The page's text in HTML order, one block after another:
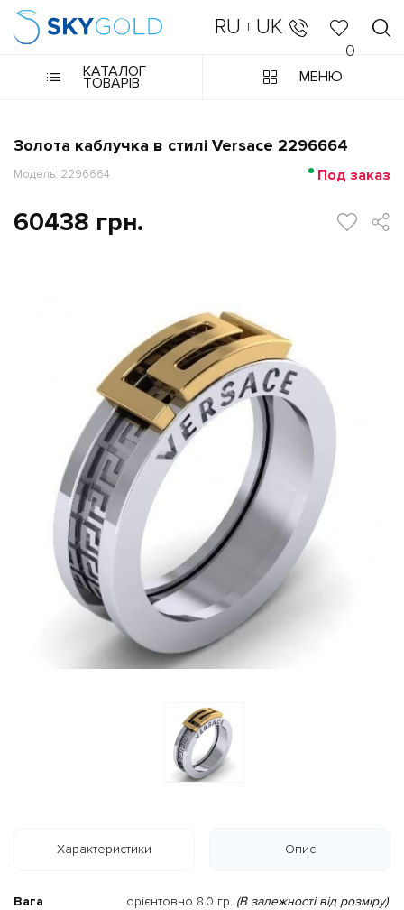
RU | UK
0
КАТАЛОГ
ТОВАРІВ МЕНЮ
Золота каблучка в стилі Versace 2296664
Модель: 2296664 Под заказ
60438 грн.
Характеристики Опис
Вага орієнтовно 8.0 гр. (В залежності від розміру)